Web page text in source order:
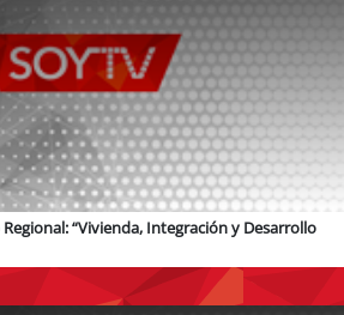
“Vivienda, Integración y Desarrollo